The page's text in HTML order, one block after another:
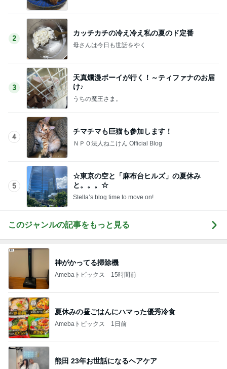
2
カッチカチの冷え冷え私の夏のド定番
母さんは今日も世話をやく
3
天真爛漫ボーイが行く！～ティファナのお届
け♪
うちの魔王さま。
4
チマチマも巨猫も参加します！
ＮＰＯ法人ねこけん Official Blog
5
☆東京の空と「麻布台ヒルズ」の夏休み
と。。。☆
Stella’s blog time to move on!
このジャンルの記事をもっと見る
神がかってる掃除機
Amebaトピックス 15時間前
夏休みの昼ごはんにハマった優秀冷食
Amebaトピックス 1日前
熊田 23年お世話になるヘアケア